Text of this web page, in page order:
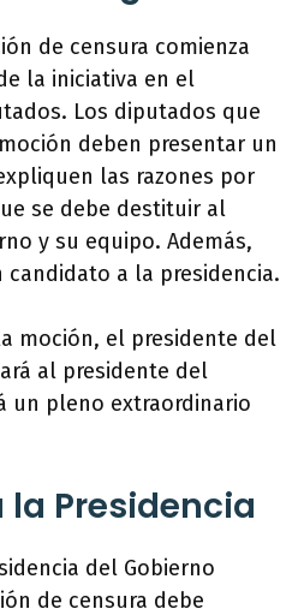
de censura comienza
la iniciativa en el
Los diputados que
deben presentar un
las razones por
se debe destituir al
y su equipo. Además,
a la presidencia.
moción, el presidente del
al presidente del
un pleno extraordinario
Presidencia
del Gobierno
de censura debe